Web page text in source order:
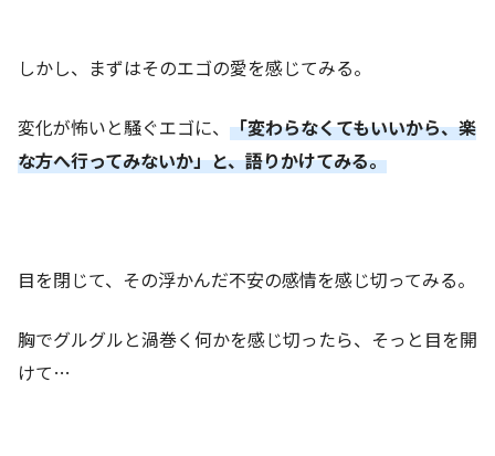
しかし、まずはそのエゴの愛を感じてみる。
変化が怖いと騒ぐエゴに、 「変わらなくてもいいから、楽
な方へ行ってみないか」と、語りかけてみる。
目を閉じて、その浮かんだ不安の感情を感じ切ってみる。
胸でグルグルと渦巻く何かを感じ切ったら、そっと目を開
けて…